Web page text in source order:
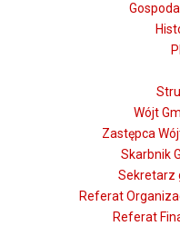
Wójt
Zastępca
Skarbnik
Sekretarz
Referat
Referat